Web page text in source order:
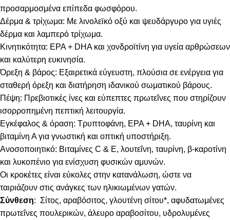
προσαρμοσμένα επίπεδα φωσφόρου.
Δέρμα & τρίχωμα: Με λινολεϊκό οξύ και ψευδάργυρο για υγιές
δέρμα και λαμπερό τρίχωμα.
Κινητικότητα: EPA + DHA και χονδροϊτίνη για υγεία αρθρώσεων
και καλύτερη ευκινησία.
Όρεξη & βάρος: Εξαιρετικά εύγευστη, πλούσια σε ενέργεια για
σταθερή όρεξη και διατήρηση ιδανικού σωματικού βάρους.
Πέψη: Πρεβιοτικές ίνες και εύπεπτες πρωτεΐνες που στηρίζουν
ισορροπημένη πεπτική λειτουργία.
Εγκέφαλος & όραση: Τρυπτοφάνη, EPA + DHA, ταυρίνη και
βιταμίνη Α για γνωστική και οπτική υποστήριξη.
Ανοσοποιητικό: Βιταμίνες C & E, λουτεΐνη, ταυρίνη, β-καροτίνη
και λυκοπένιο για ενίσχυση φυσικών αμυνών.
Οι κροκέτες είναι εύκολες στην κατανάλωση, ώστε να
ταιριάζουν στις ανάγκες των ηλικιωμένων γατών.
Σύνθεση: Σίτος, αραβόσιτος, γλουτένη σίτου*, αφυδατωμένες
πρωτεΐνες πουλερικών, άλευρο αραβοσίτου, υδρολυμένες